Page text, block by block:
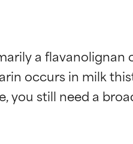
a flavanolignan
occurs in milk
you still need a